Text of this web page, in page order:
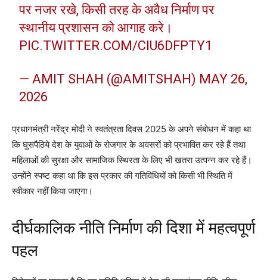
पर नजर रखे, किसी तरह के अवैध निर्माण पर
स्थानीय प्रशासन को आगाह करे।
PIC.TWITTER.COM/CIU6DFPTY1
— AMIT SHAH (@AMITSHAH) MAY 26,
2026
प्रधानमंत्री नरेंद्र मोदी ने स्वतंत्रता दिवस 2025 के अपने संबोधन में कहा था
कि घुसपैठिये देश के युवाओं के रोजगार के अवसरों को प्रभावित कर रहे हैं तथा
महिलाओं की सुरक्षा और सामाजिक स्थिरता के लिए भी खतरा उत्पन्न कर रहे हैं।
उन्होंने स्पष्ट कहा था कि इस प्रकार की गतिविधियों को किसी भी स्थिति में
स्वीकार नहीं किया जाएगा।
दीर्घकालिक नीति निर्माण की दिशा में महत्वपूर्ण
पहल